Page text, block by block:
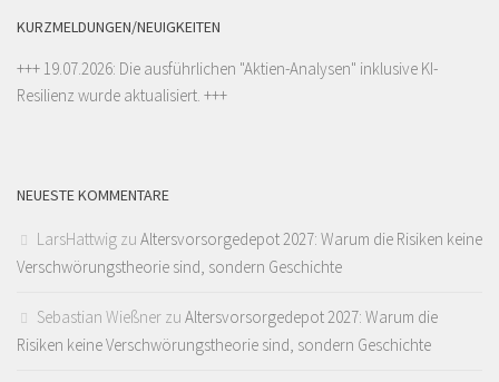
KURZMELDUNGEN/NEUIGKEITEN
+++ 19.07.2026: Die ausführlichen "Aktien-Analysen" inklusive KI-
Resilienz wurde aktualisiert. +++
NEUESTE KOMMENTARE
LarsHattwig zu Altersvorsorgedepot 2027: Warum die Risiken keine
Verschwörungstheorie sind, sondern Geschichte
Sebastian Wießner zu Altersvorsorgedepot 2027: Warum die
Risiken keine Verschwörungstheorie sind, sondern Geschichte